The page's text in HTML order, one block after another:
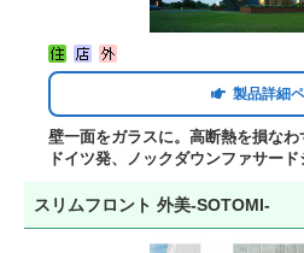
製品詳細
壁一面をガラスに。高断熱を損なわ
ドイツ発、ノックダウンファサード
スリムフロント 外美-SOTOMI-